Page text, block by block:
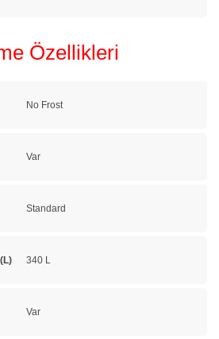
Özellikleri
No Frost
Var
Standard
340 L
Var